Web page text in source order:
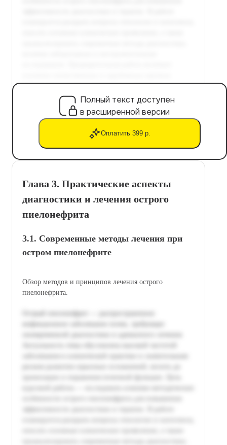
Полный текст доступен
в расширенной версии
Оплатить 399 р.
Глава 3. Практические аспекты
диагностики и лечения острого
пиелонефрита
3.1. Современные методы лечения при
остром пиелонефрите
Обзор методов и принципов лечения острого
пиелонефрита.